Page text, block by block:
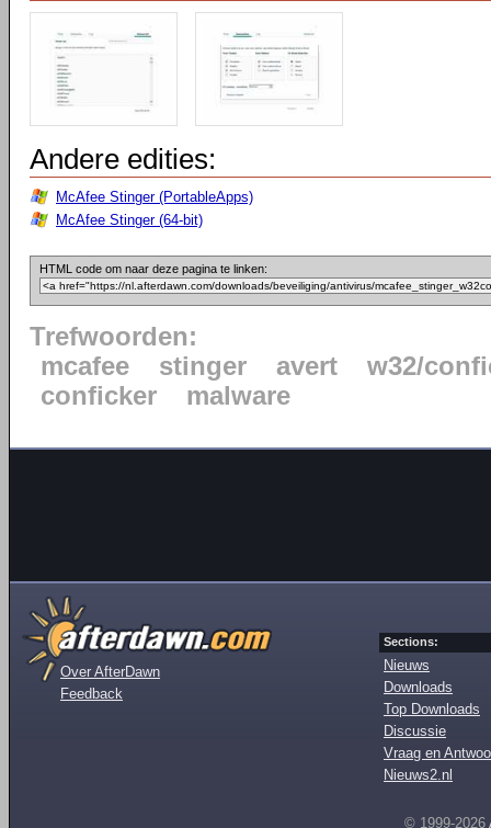
Andere edities:
McAfee Stinger (PortableApps)
McAfee Stinger (64-bit)
HTML code om naar deze pagina te linken:
Trefwoorden:
mcafee
stinger avert
w32/
conficker
malware
Over AfterDawn
Feedback
Sections:
Nieuws
Downloads
Top Downloads
Discussie
Vraag en
Nieuws2.nl
© 1999-2026